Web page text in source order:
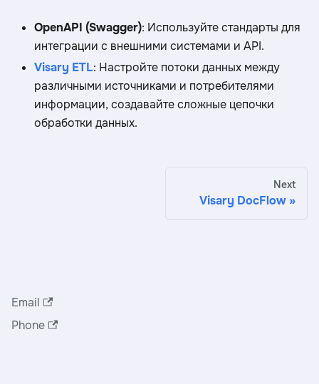
OpenAPI (Swagger): Используйте стандарты для
интеграции с внешними системами и API.
Visary ETL: Настройте потоки данных между
различными источниками и потребителями
информации, создавайте сложные цепочки
обработки данных.
Next
Visary DocFlow
Email
Phone